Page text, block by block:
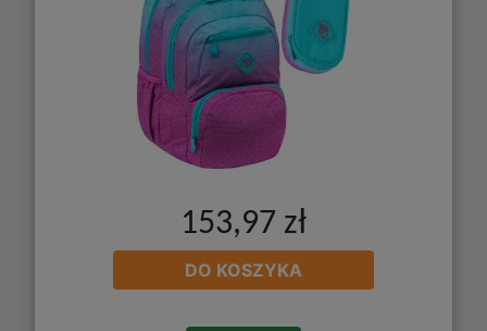
153,97 zł
DO KOSZYKA